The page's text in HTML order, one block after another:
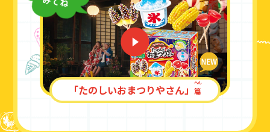
「たのしいおまつりやさん」 篇
へん